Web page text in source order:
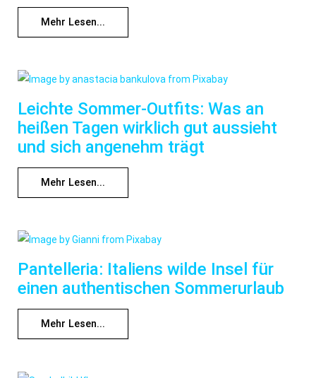
Mehr Lesen...
Leichte Sommer-Outfits: Was an
heißen Tagen wirklich gut aussieht
und sich angenehm trägt
Mehr Lesen...
Pantelleria: Italiens wilde Insel für
einen authentischen Sommerurlaub
Mehr Lesen...